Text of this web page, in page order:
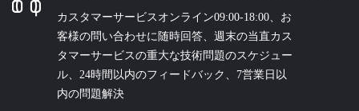
カスタマーサービスオンライン09:00-18:00、お
客様の問い合わせに随時回答、週末の当直カス
タマーサービスの重大な技術問題のスケジュー
ル、24時間以内のフィードバック、7営業日以
内の問題解決